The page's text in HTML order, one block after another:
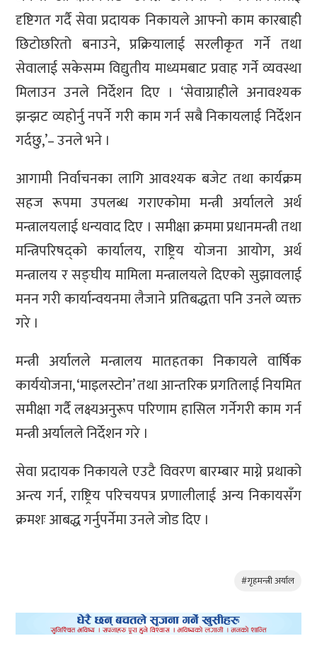
दृष्टिगत गर्दै सेवा प्रदायक निकायले आफ्नो काम कारबाही
छिटोछरितो बनाउने, प्रक्रियालाई सरलीकृत गर्ने तथा
सेवालाई सकेसम्म विद्युतीय माध्यमबाट प्रवाह गर्ने व्यवस्था
मिलाउन उनले निर्देशन दिए । ‘सेवाग्राहीले अनावश्यक
झन्झट व्यहोर्नु नपर्ने गरी काम गर्न सबै निकायलाई निर्देशन
गर्दछु,’– उनले भने ।
आगामी निर्वाचनका लागि आवश्यक बजेट तथा कार्यक्रम
सहज रूपमा उपलब्ध गराएकोमा मन्त्री अर्यालले अर्थ
मन्त्रालयलाई धन्यवाद दिए । समीक्षा क्रममा प्रधानमन्त्री तथा
मन्त्रिपरिषद्को कार्यालय, राष्ट्रिय योजना आयोग, अर्थ
मन्त्रालय र सङ्घीय मामिला मन्त्रालयले दिएको सुझावलाई
मनन गरी कार्यान्वयनमा लैजाने प्रतिबद्धता पनि उनले व्यक्त
गरे ।
मन्त्री अर्यालले मन्त्रालय मातहतका निकायले वार्षिक
कार्ययोजना, ‘माइलस्टोन’ तथा आन्तरिक प्रगतिलाई नियमित
समीक्षा गर्दै लक्ष्यअनुरूप परिणाम हासिल गर्नेगरी काम गर्न
मन्त्री अर्यालले निर्देशन गरे ।
सेवा प्रदायक निकायले एउटै विवरण बारम्बार माग्ने प्रथाको
अन्त्य गर्न, राष्ट्रिय परिचयपत्र प्रणालीलाई अन्य निकायसँग
क्रमशः आबद्ध गर्नुपर्नेमा उनले जोड दिए ।
#गृहमन्त्री अर्याल